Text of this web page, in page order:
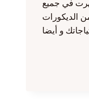
في جميع
الديكورات
و أيضا